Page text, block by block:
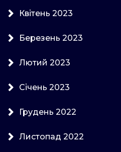
Квітень 2023
Березень 2023
Лютий 2023
Січень 2023
Грудень 2022
Листопад 2022